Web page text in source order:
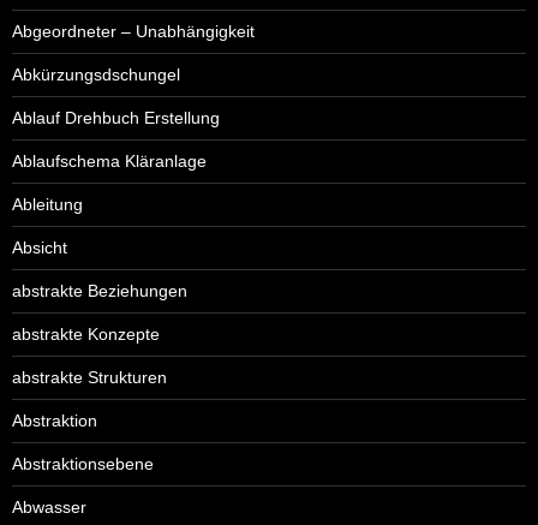
Abgeordneter – Unabhängigkeit
Abkürzungsdschungel
Ablauf Drehbuch Erstellung
Ablaufschema Kläranlage
Ableitung
Absicht
abstrakte Beziehungen
abstrakte Konzepte
abstrakte Strukturen
Abstraktion
Abstraktionsebene
Abwasser